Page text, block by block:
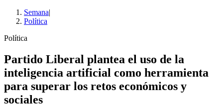
Semana|
Política
Política
Partido Liberal plantea el uso de la
inteligencia artificial como herramienta
para superar los retos económicos y
sociales